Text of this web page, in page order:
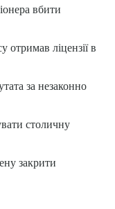
вбити
отримав ліцензії в
за незаконно
столичну
закрити